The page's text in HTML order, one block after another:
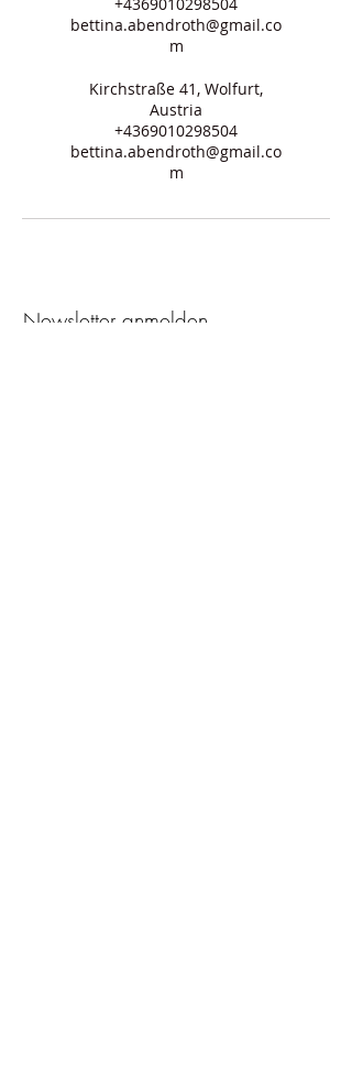
bettina.abendroth@gmail.co
m
Kirchstraße 41, Wolfurt,
Austria
+4369010298504
bettina.abendroth@gmail.co
m
Newsletter anmelden